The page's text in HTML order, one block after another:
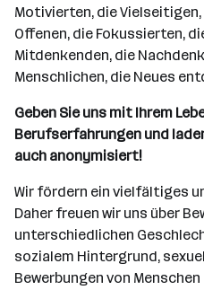
Motivierten, die
Offenen, die Fokussierten,
Mitdenkenden, die
Menschlichen, die Neues
Geben Sie uns mit Ihrem
Berufserfahrungen und
auch anonymisiert!
Wir fördern ein vielfältiges
Daher freuen wir uns über
unterschiedlichen
sozialem Hintergrund,
Bewerbungen von